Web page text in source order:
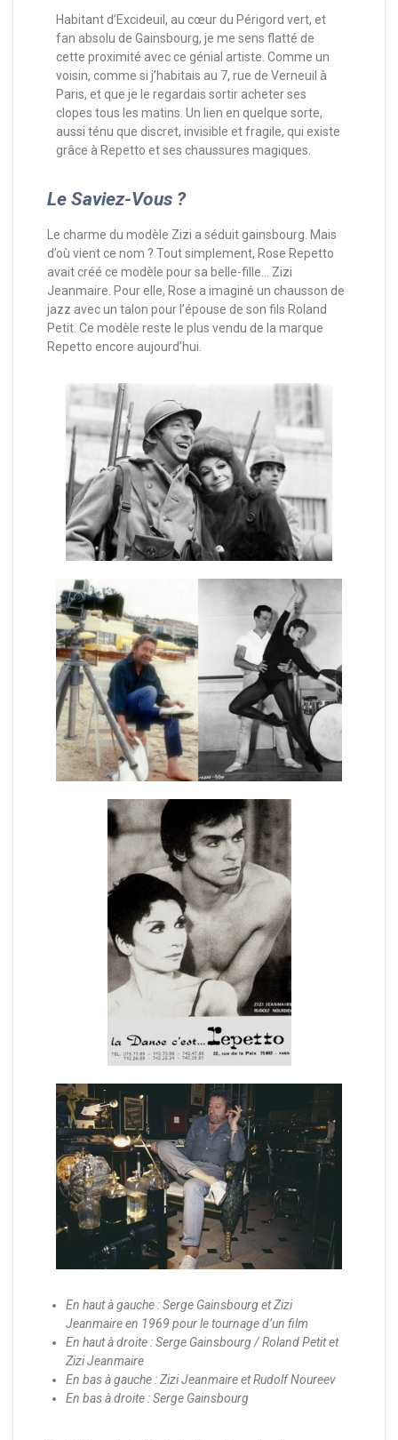
Habitant d’Excideuil, au cœur du Périgord vert, et
fan absolu de Gainsbourg, je me sens flatté de
cette proximité avec ce génial artiste. Comme un
voisin, comme si j’habitais au 7, rue de Verneuil à
Paris, et que je le regardais sortir acheter ses
clopes tous les matins. Un lien en quelque sorte,
aussi ténu que discret, invisible et fragile, qui existe
grâce à Repetto et ses chaussures magiques.
Le Saviez-Vous ?
Le charme du modèle Zizi a séduit gainsbourg. Mais
d’où vient ce nom ? Tout simplement, Rose Repetto
avait créé ce modèle pour sa belle-fille… Zizi
Jeanmaire. Pour elle, Rose a imaginé un chausson de
jazz avec un talon pour l’épouse de son fils Roland
Petit. Ce modèle reste le plus vendu de la marque
Repetto encore aujourd’hui.
En haut à gauche : Serge Gainsbourg et Zizi
Jeanmaire en 1969 pour le tournage d’un film
En haut à droite : Serge Gainsbourg / Roland Petit et
Zizi Jeanmaire
En bas à gauche : Zizi Jeanmaire et Rudolf Noureev
En bas à droite : Serge Gainsbourg